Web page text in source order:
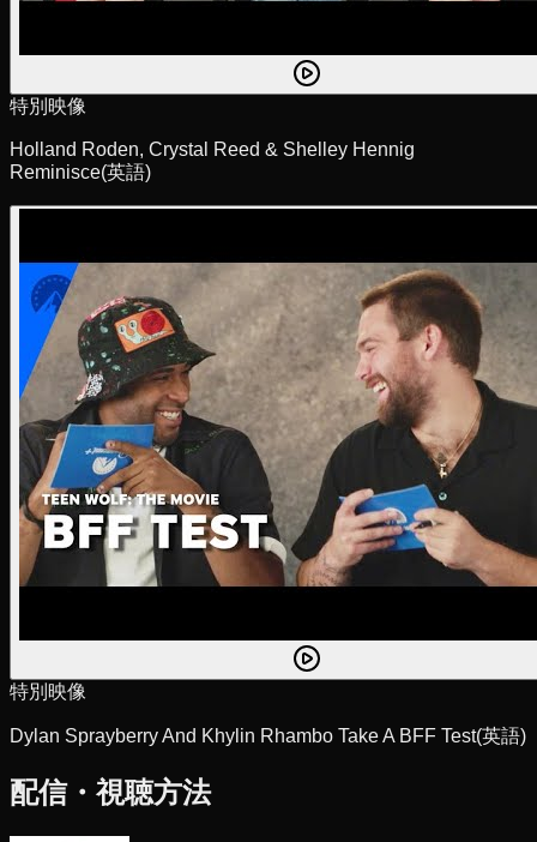
特別映像
Holland Roden, Crystal Reed & Shelley Hennig
Reminisce(英語)
特別映像
Dylan Sprayberry And Khylin Rhambo Take A BFF Test(英語)
配信・視聴方法